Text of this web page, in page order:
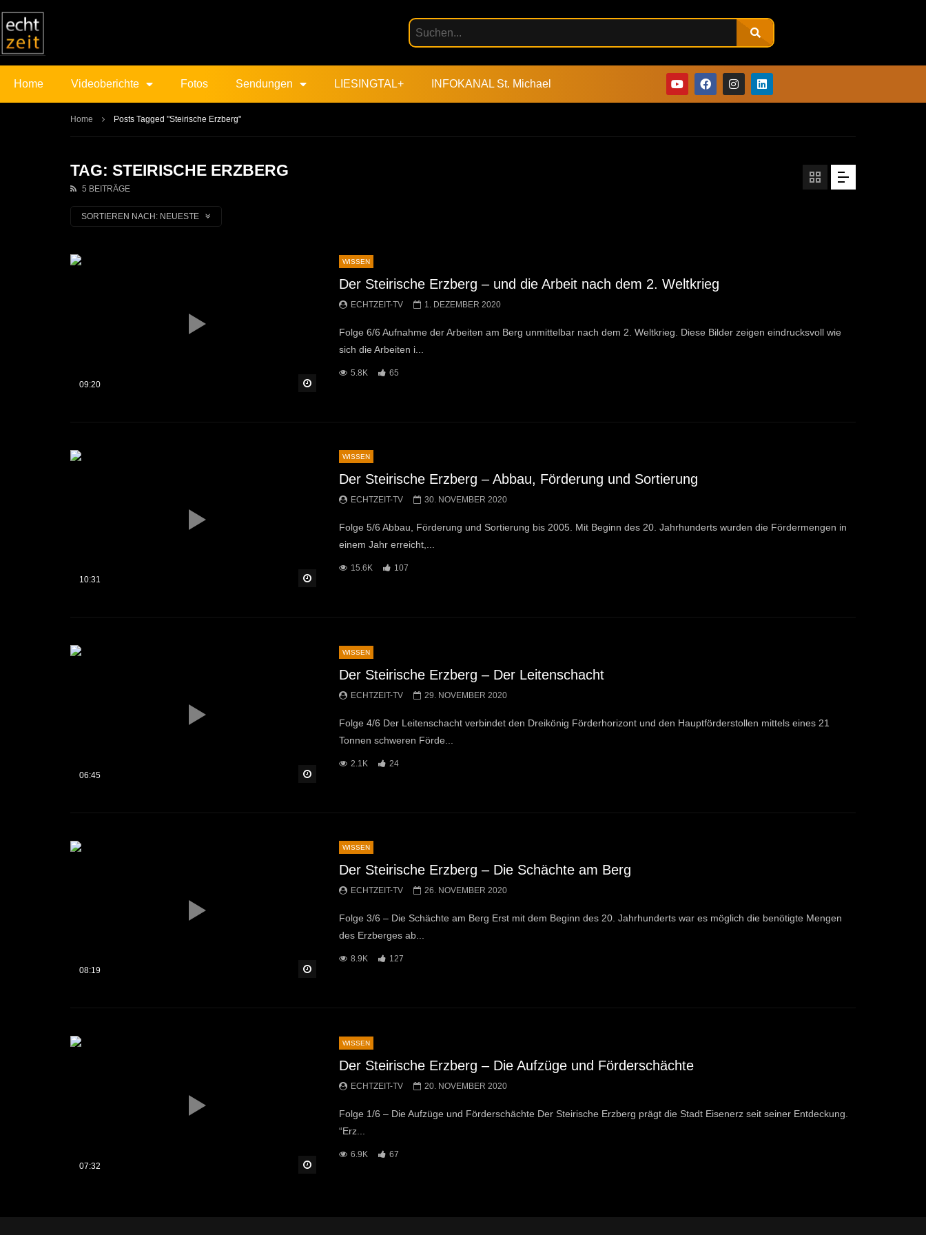
Home Videoberichte Fotos Sendungen LIESINGTAL+ INFOKANAL St. Michael
Home Posts Tagged "Steirische Erzberg"
TAG: STEIRISCHE ERZBERG
5 BEITRÄGE
SORTIEREN NACH: NEUESTE
09:20
WISSEN
Der Steirische Erzberg – und die Arbeit nach dem 2. Weltkrieg
ECHTZEIT-TV 1. DEZEMBER 2020
Folge 6/6 Aufnahme der Arbeiten am Berg unmittelbar nach dem 2. Weltkrieg. Diese Bilder zeigen eindrucksvoll wie
sich die Arbeiten i...
5.8K 65
10:31
WISSEN
Der Steirische Erzberg – Abbau, Förderung und Sortierung
ECHTZEIT-TV 30. NOVEMBER 2020
Folge 5/6 Abbau, Förderung und Sortierung bis 2005. Mit Beginn des 20. Jahrhunderts wurden die Fördermengen in
einem Jahr erreicht,...
15.6K 107
06:45
WISSEN
Der Steirische Erzberg – Der Leitenschacht
ECHTZEIT-TV 29. NOVEMBER 2020
Folge 4/6 Der Leitenschacht verbindet den Dreikönig Förderhorizont und den Hauptförderstollen mittels eines 21
Tonnen schweren Förde...
2.1K 24
08:19
WISSEN
Der Steirische Erzberg – Die Schächte am Berg
ECHTZEIT-TV 26. NOVEMBER 2020
Folge 3/6 – Die Schächte am Berg Erst mit dem Beginn des 20. Jahrhunderts war es möglich die benötigte Mengen
des Erzberges ab...
8.9K 127
07:32
WISSEN
Der Steirische Erzberg – Die Aufzüge und Förderschächte
ECHTZEIT-TV 20. NOVEMBER 2020
Folge 1/6 – Die Aufzüge und Förderschächte Der Steirische Erzberg prägt die Stadt Eisenerz seit seiner Entdeckung.
“Erz...
6.9K 67